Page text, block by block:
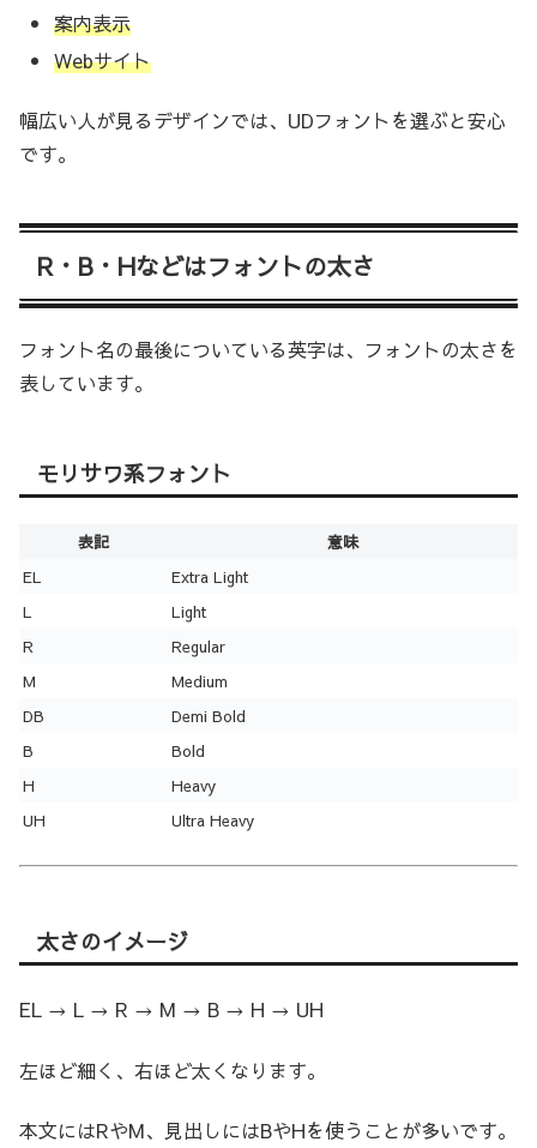
案内表示
Webサイト
幅広い人が見るデザインでは、UDフォントを選ぶと安心
です。
R・B・Hなどはフォントの太さ
フォント名の最後についている英字は、フォントの太さを
表しています。
モリサワ系フォント
表記
意味
EL
Extra Light
L
Light
R
Regular
M
Medium
DB
Demi Bold
B
Bold
H
Heavy
UH
Ultra Heavy
太さのイメージ
EL → L → R → M → B → H → UH
左ほど細く、右ほど太くなります。
本文にはRやM、見出しにはBやHを使うことが多いです。